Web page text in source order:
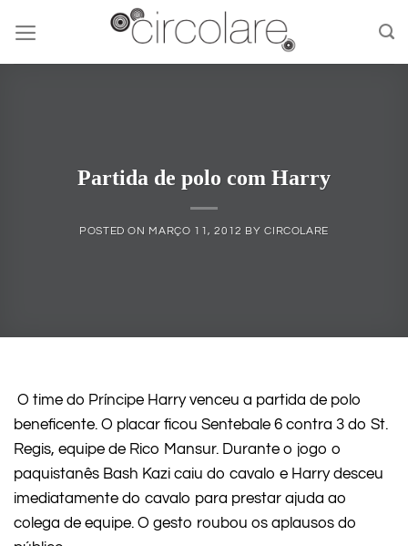
content
Partida de polo com Harry
POSTED ON MARÇO 11, 2012 BYCIRCOLARE
O time do Príncipe Harry venceu a partida de polo
beneficente. O placar ficou Sentebale 6 contra 3 do St.
Regis, equipe de Rico Mansur. Durante o jogo o
paquistanês Bash Kazi caiu do cavalo e Harry desceu
imediatamente do cavalo para prestar ajuda ao
colega de equipe. O gesto roubou os aplausos do